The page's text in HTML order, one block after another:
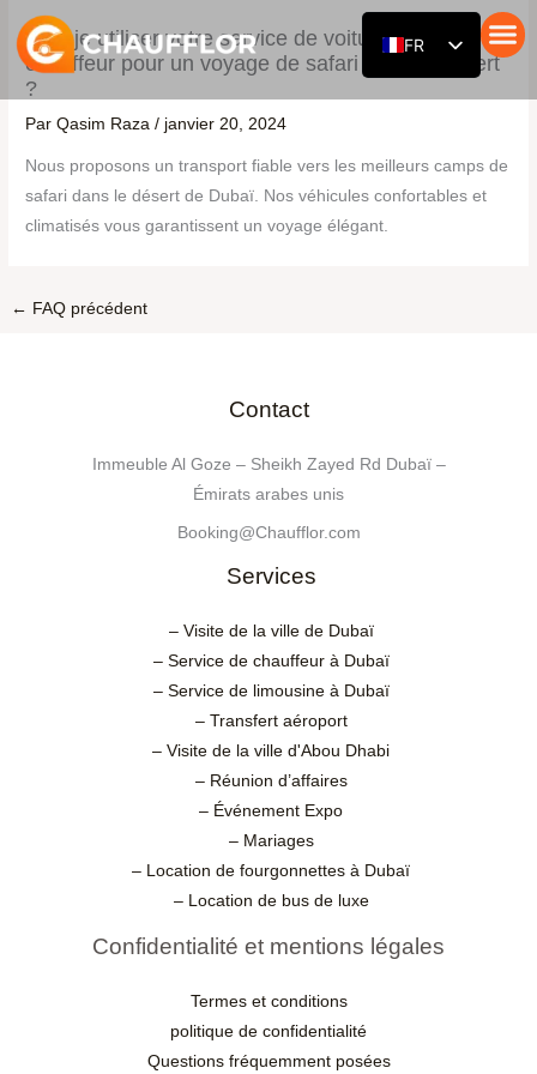
Aller
au
contenu
FR
EN
DE
AR
Puis-je utiliser votre service de voiture avec
chauffeur pour un voyage de safari dans le désert
?
ParQasim Raza/ janvier 20, 2024
Nous proposons un transport fiable vers les meilleurs camps de
safari dans le désert de Dubaï. Nos véhicules confortables et
climatisés vous garantissent un voyage élégant.
← FAQ précédent
Contact
Immeuble Al Goze – Sheikh Zayed Rd Dubaï –
Émirats arabes unis
Booking@Chaufflor.com
Services
– Visite de la ville de Dubaï
– Service de chauffeur à Dubaï
– Service de limousine à Dubaï
– Transfert aéroport
– Visite de la ville d'Abou Dhabi
– Réunion d’affaires
– Événement Expo
– Mariages
– Location de fourgonnettes à Dubaï
– Location de bus de luxe
Confidentialité et mentions légales
Termes et conditions
politique de confidentialité
Questions fréquemment posées